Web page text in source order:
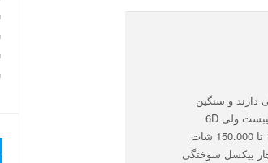
دارند و سنگین
ترند و جنس قوی تری هم دارند . 60D کنون فول فریم نیبست ولی 6D
هست . معمولا شرکت ها عمر مفید سنسور رو 100.000 تا 150.000 شات
پیکسل سوختگی